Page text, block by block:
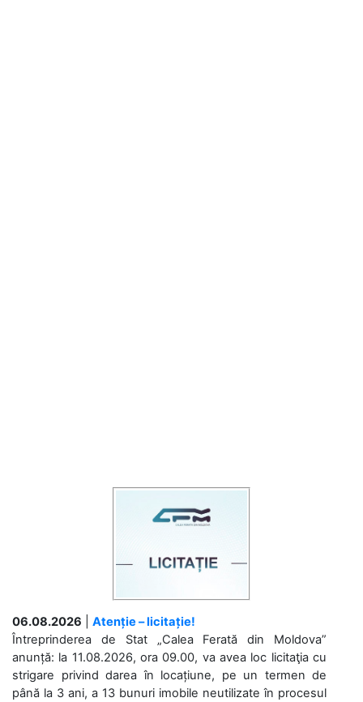
06.08.2026
Atenție – licitație!
Întreprinderea de Stat „Calea Ferată din Moldova”
anunță: la 11.08.2026, ora 09.00, va avea loc licitaţia cu
strigare privind darea în locațiune, pe un termen de
până la 3 ani, a 13 bunuri imobile neutilizate în procesul